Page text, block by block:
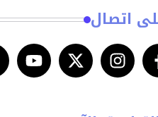
اتصال